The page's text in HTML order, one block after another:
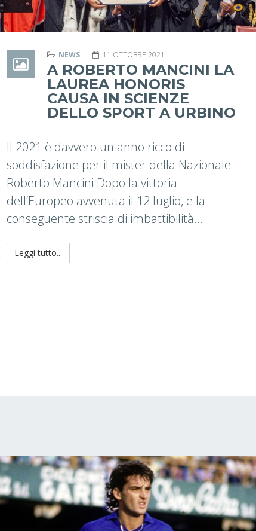
NEWS 11 OTTOBRE 2021
A ROBERTO MANCINI LA
LAUREA HONORIS
CAUSA IN SCIENZE
DELLO SPORT A URBINO
Il 2021 è davvero un anno ricco di
soddisfazione per il mister della Nazionale
Roberto Mancini.Dopo la vittoria
dell’Europeo avvenuta il 12 luglio, e la
conseguente striscia di imbattibilità...
Leggi tutto...